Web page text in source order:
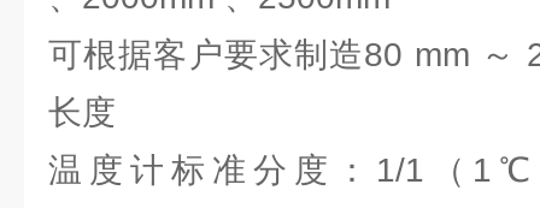
可根据客户要求制造80 mm ～
长度
温度计标准分度：1/1（